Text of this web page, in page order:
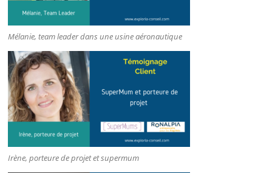
Mélanie, team leader dans une usine aéronautique
Irène, porteure de projet et supermum